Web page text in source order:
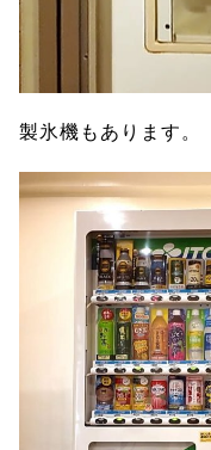
製氷機もあります。